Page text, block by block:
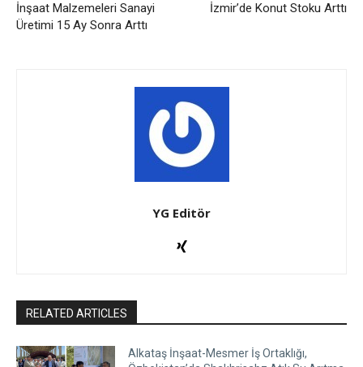
İnşaat Malzemeleri Sanayi
Üretimi 15 Ay Sonra Arttı
İzmir’de Konut Stoku Arttı
YG Editör
RELATED ARTICLES
Alkataş İnşaat-Mesmer İş Ortaklığı,